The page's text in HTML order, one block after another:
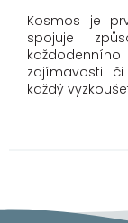
Kosmos je
spojuje
zajímavosti
každý